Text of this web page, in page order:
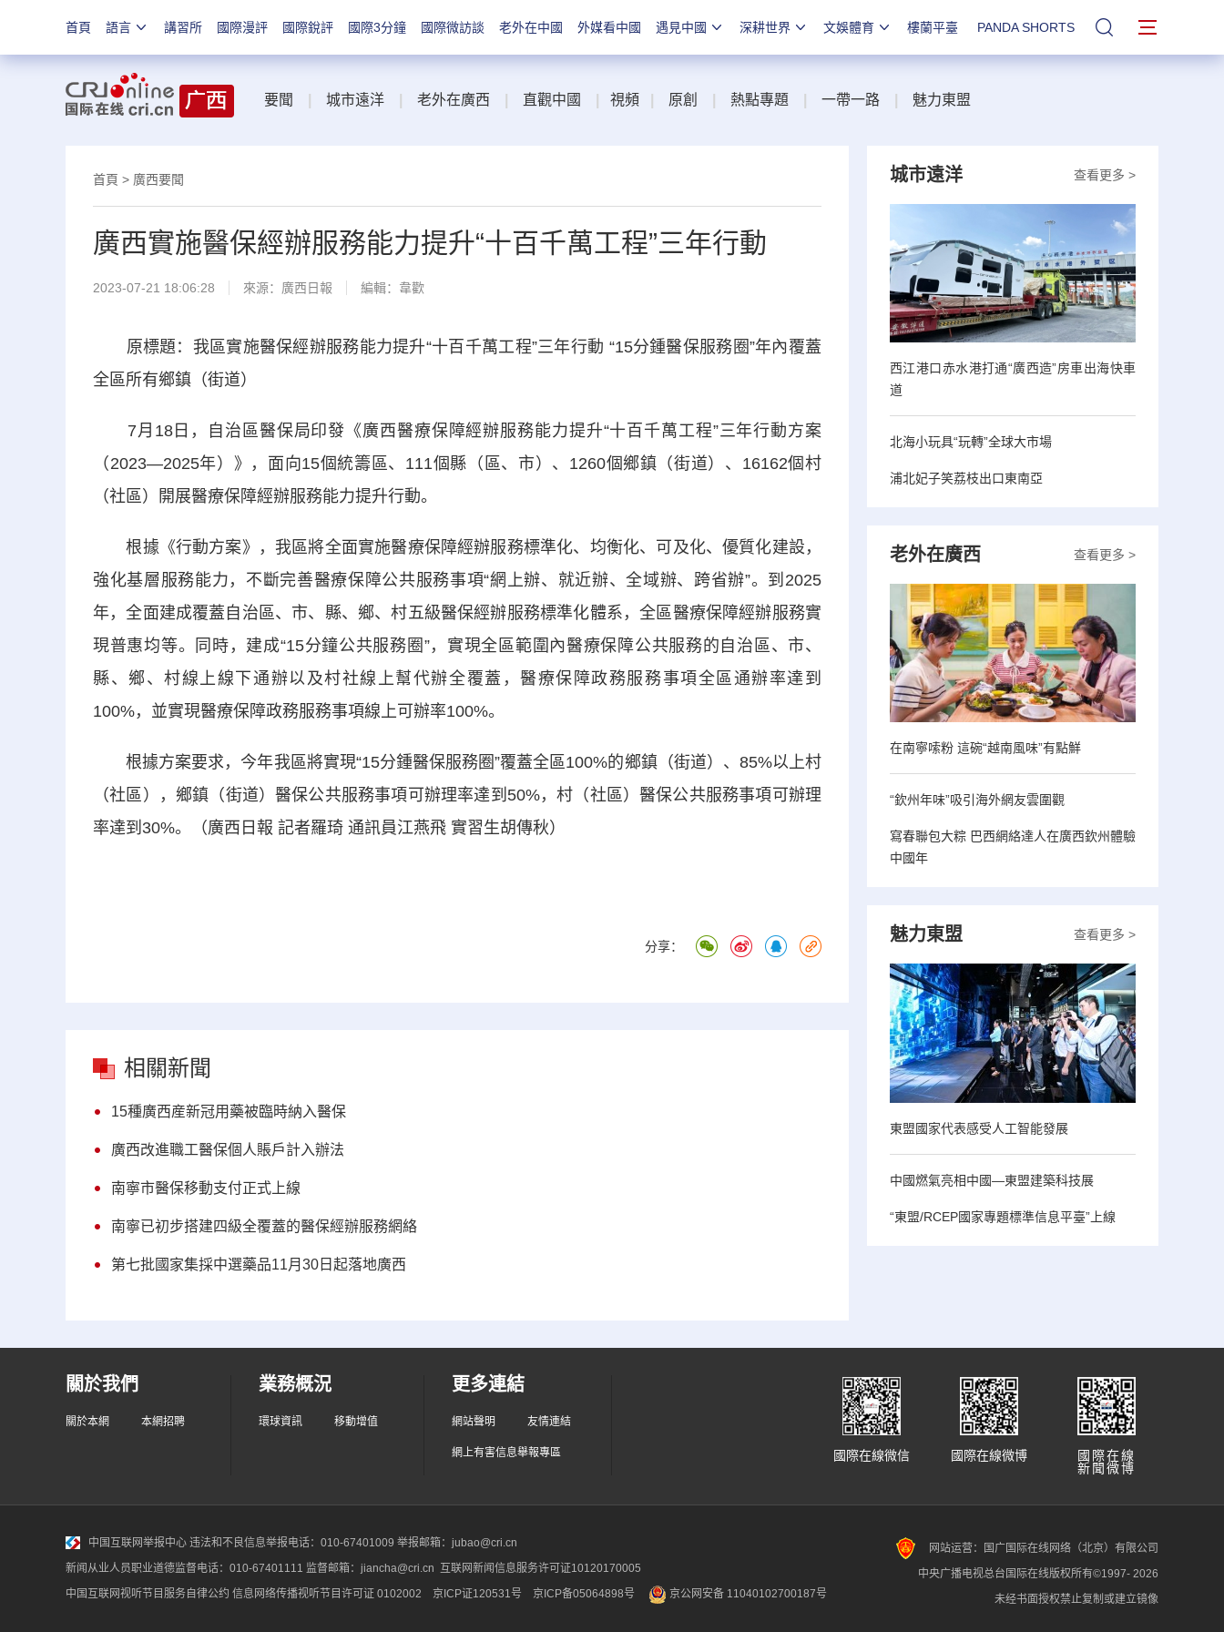
首頁 語言 講習所 國際漫評 國際銳評 國際3分鐘 國際微訪談 老外在中國 外媒看中國 遇見中國 深耕世界 文娛體育 樓蘭平臺 PANDA SHORTS 站內搜索
要聞 城市遠洋 老外在廣西 直觀中國 視頻 原創 熱點專題 一帶一路 魅力東盟
首頁 > 廣西要聞
廣西實施醫保經辦服務能力提升“十百千萬工程”三年行動
2023-07-21 18:06:28 來源： 廣西日報 編輯：韋歡
原標題：我區實施醫保經辦服務能力提升“十百千萬工程”三年行動 “15分鍾醫保服務圈”年內覆蓋
全區所有鄉鎮（街道）
7月18日，自治區醫保局印發《廣西醫療保障經辦服務能力提升“十百千萬工程”三年行動方案
（2023—2025年）》，面向15個統籌區、111個縣（區、市）、1260個鄉鎮（街道）、16162個村
（社區）開展醫療保障經辦服務能力提升行動。
根據《行動方案》，我區將全面實施醫療保障經辦服務標準化、均衡化、可及化、優質化建設，
強化基層服務能力，不斷完善醫療保障公共服務事項“網上辦、就近辦、全域辦、跨省辦”。到2025
年，全面建成覆蓋自治區、市、縣、鄉、村五級醫保經辦服務標準化體系，全區醫療保障經辦服務實
現普惠均等。同時，建成“15分鐘公共服務圈”，實現全區範圍內醫療保障公共服務的自治區、市、
縣、鄉、村線上線下通辦以及村社線上幫代辦全覆蓋，醫療保障政務服務事項全區通辦率達到
100%，並實現醫療保障政務服務事項線上可辦率100%。
根據方案要求，今年我區將實現“15分鍾醫保服務圈”覆蓋全區100%的鄉鎮（街道）、85%以上村
（社區），鄉鎮（街道）醫保公共服務事項可辦理率達到50%，村（社區）醫保公共服務事項可辦理
率達到30%。（廣西日報 記者羅琦 通訊員江燕飛 實習生胡傳秋）
分享：
相關新聞
15種廣西産新冠用藥被臨時納入醫保
廣西改進職工醫保個人賬戶計入辦法
南寧市醫保移動支付正式上線
南寧已初步搭建四級全覆蓋的醫保經辦服務網絡
第七批國家集採中選藥品11月30日起落地廣西
查看更多 >
城市遠洋
西江港口赤水港打通“廣西造”房車出海快車
道
北海小玩具“玩轉”全球大市場
浦北妃子笑荔枝出口東南亞
查看更多 >
老外在廣西
在南寧嗦粉 這碗“越南風味”有點鮮
“欽州年味”吸引海外網友雲圍觀
寫春聯包大粽 巴西網絡達人在廣西欽州體驗
中國年
查看更多 >
魅力東盟
東盟國家代表感受人工智能發展
中國燃氣亮相中國—東盟建築科技展
“東盟/RCEP國家專題標準信息平臺”上線
關於我們
關於本網 本網招聘
業務概況
環球資訊 移動增值
更多連結
網站聲明 友情連結
網上有害信息舉報專區
國際在線
新聞微博
國際在線微博
國際在線微信
中国互联网举报中心 违法和不良信息举报电话：010-67401009 举报邮箱：jubao@cri.cn
新闻从业人员职业道德监督电话：010-67401111 监督邮箱：jiancha@cri.cn 互联网新闻信息服务许可证10120170005
中国互联网视听节目服务自律公约 信息网络传播视听节目许可证 0102002 京ICP证120531号 京ICP备05064898号 京公网安备 11040102700187号
网站运营：国广国际在线网络（北京）有限公司
中央广播电视总台国际在线版权所有©1997- 2026
未经书面授权禁止复制或建立镜像